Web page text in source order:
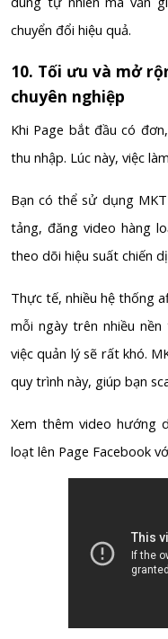
chuyển đổi hiệu quả.
10. Tối ưu và mở
chuyên nghiệp
Khi Page bắt đầu có
thu nhập. Lúc này, việc
Bạn có thể sử dụng
tảng, đăng video hàng
theo dõi hiệu suất chiến
Thực tế, nhiều hệ thống
mỗi ngày trên nhiều
việc quản lý sẽ rất khó.
quy trình này, giúp bạn
Xem thêm video hướng
loạt lên Page Facebook